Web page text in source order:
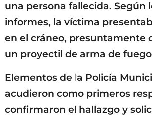
una persona fallecida. Según
informes, la víctima
en el cráneo, presuntamente
un proyectil de arma de
Elementos de la Policía
acudieron como primeros
confirmaron el hallazgo y